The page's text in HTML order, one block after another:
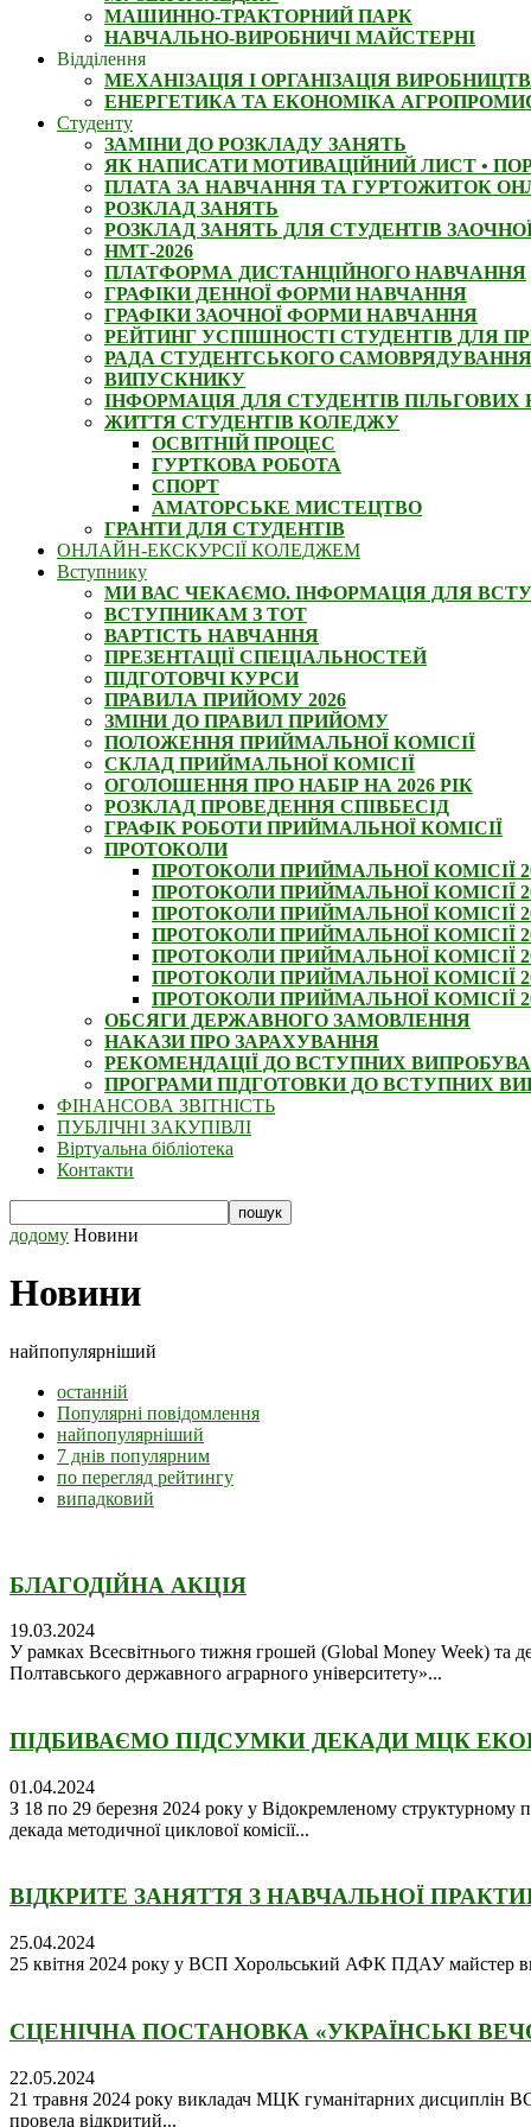
МАШИННО-ТРАКТОРНИЙ ПАРК
НАВЧАЛЬНО-ВИРОБНИЧІ МАЙСТЕРНІ
Відділення
МЕХАНІЗАЦІЯ І ОРГАНІЗАЦІЯ
ЕНЕРГЕТИКА ТА ЕКОНОМІКА
Студенту
ЗАМІНИ ДО РОЗКЛАДУ ЗАНЯТЬ
ЯК НАПИСАТИ МОТИВАЦІЙНИЙ ЛИСТ •
ПЛАТА ЗА НАВЧАННЯ ТА ГУРТОЖИТОК
РОЗКЛАД ЗАНЯТЬ
РОЗКЛАД ЗАНЯТЬ ДЛЯ СТУДЕНТIВ
НМТ-2026
ПЛАТФОРМА ДИСТАНЦІЙНОГО НАВЧАННЯ
ГРАФІКИ ДЕННОЇ ФОРМИ НАВЧАННЯ
ГРАФІКИ ЗАОЧНОЇ ФОРМИ НАВЧАННЯ
РЕЙТИНГ УСПІШНОСТІ СТУДЕНТІВ ДЛЯ
РАДА СТУДЕНТСЬКОГО САМОВРЯДУВАННЯ
ВИПУСКНИКУ
ІНФОРМАЦІЯ ДЛЯ СТУДЕНТІВ ПІЛЬГОВИХ
ЖИТТЯ СТУДЕНТІВ КОЛЕДЖУ
ОСВІТНІЙ ПРОЦЕС
ГУРТКОВА РОБОТА
СПОРТ
АМАТОРСЬКЕ МИСТЕЦТВО
ГРАНТИ ДЛЯ СТУДЕНТІВ
ОНЛАЙН-ЕКСКУРСІЇ КОЛЕДЖЕМ
Вступнику
МИ ВАС ЧЕКАЄМО. ІНФОРМАЦІЯ ДЛЯ
ВСТУПНИКАМ З ТОТ
ВАРТІСТЬ НАВЧАННЯ
ПРЕЗЕНТАЦІЇ СПЕЦІАЛЬНОСТЕЙ
ПІДГОТОВЧІ КУРСИ
ПРАВИЛА ПРИЙОМУ 2026
ЗМІНИ ДО ПРАВИЛ ПРИЙОМУ
ПОЛОЖЕННЯ ПРИЙМАЛЬНОЇ КОМІСІЇ
СКЛАД ПРИЙМАЛЬНОЇ КОМІСІЇ
ОГОЛОШЕННЯ ПРО НАБІР НА 2026 РІК
РОЗКЛАД ПРОВЕДЕННЯ СПІВБЕСІД
ГРАФІК РОБОТИ ПРИЙМАЛЬНОЇ КОМІСІЇ
ПРОТОКОЛИ
ПРОТОКОЛИ ПРИЙМАЛЬНОЇ КОМІСІЇ
ПРОТОКОЛИ ПРИЙМАЛЬНОЇ КОМІСІЇ
ПРОТОКОЛИ ПРИЙМАЛЬНОЇ КОМІСІЇ
ПРОТОКОЛИ ПРИЙМАЛЬНОЇ КОМІСІЇ
ПРОТОКОЛИ ПРИЙМАЛЬНОЇ КОМІСІЇ
ПРОТОКОЛИ ПРИЙМАЛЬНОЇ КОМІСІЇ
ПРОТОКОЛИ ПРИЙМАЛЬНОЇ КОМІСІЇ
ОБСЯГИ ДЕРЖАВНОГО ЗАМОВЛЕННЯ
НАКАЗИ ПРО ЗАРАХУВАННЯ
РЕКОМЕНДАЦІЇ ДО ВСТУПНИХ
ПРОГРАМИ ПІДГОТОВКИ ДО ВСТУПНИХ
ФІНАНСОВА ЗВІТНІСТЬ
ПУБЛІЧНІ ЗАКУПІВЛІ
Віртуальна бібліотека
Контакти
додому Новини
Новини
найпопулярніший
останній
Популярні повідомлення
найпопулярніший
7 днів популярним
по перегляд рейтингу
випадковий
БЛАГОДІЙНА АКЦІЯ
19.03.2024
У рамках Всесвітнього тижня грошей (Global Money Week) та
Полтавського державного аграрного університету»...
ПІДБИВАЄМО ПІДСУМКИ ДЕКАДИ МЦК
01.04.2024
З 18 по 29 березня 2024 року у Відокремленому структурному
декада методичної циклової комісії...
ВІДКРИТЕ ЗАНЯТТЯ З НАВЧАЛЬНОЇ
25.04.2024
25 квітня 2024 року у ВСП Хорольський АФК ПДАУ майстер
СЦЕНІЧНА ПОСТАНОВКА «УКРАЇНСЬКІ
22.05.2024
21 травня 2024 року викладач МЦК гуманітарних дисциплін
провела відкритий...